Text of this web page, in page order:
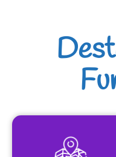
MAPA CULTURAL